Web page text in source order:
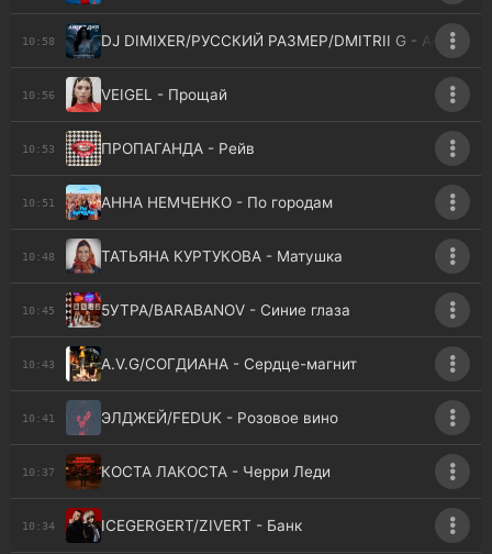
10:58 DJ DIMIXER/РУССКИЙ РАЗМЕР/DMITRII G - Ангел
10:56 VEIGEL - Прощай
10:53 ПРОПАГАНДА - Рейв
10:51 АННА НЕМЧЕНКО - По городам
10:48 ТАТЬЯНА КУРТУКОВА - Матушка
10:45 5УТРА/BARABANOV - Синие глаза
10:43 A.V.G/СОГДИАНА - Сердце-магнит
10:41 ЭЛДЖЕЙ/FEDUK - Розовое вино
10:37 КОСТА ЛАКОСТА - Черри Леди
10:34 ICEGERGERT/ZIVERT - Банк